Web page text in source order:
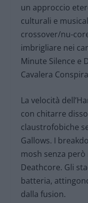
un approccio
culturali e
crossover/nu-
imbrigliare nei
Minute Silence e
Cavalera
La velocità
con chitarre
claustrofobiche
Gallows. I
mosh senza
Deathcore. Gli
batteria,
dalla fusion.